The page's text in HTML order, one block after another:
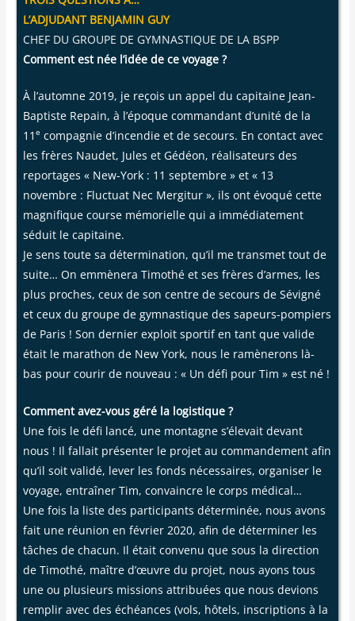
L’ADJUDANT BENJAMIN GUY
CHEF DU GROUPE DE GYMNASTIQUE DE LA BSPP
Com­ment est née l’idée de ce voyage ?
À l’automne 2019, je reçois un appel du capi­taine Jean-
Bap­tiste Repain, à l’époque com­man­dant d’unité de la
11e com­pa­gnie d’incendie et de secours. En contact avec
les frères Nau­det, Jules et Gédéon, réa­li­sa­teurs des
repor­tages « New-York : 11 sep­tembre » et « 13
novembre : Fluc­tuat Nec Mer­gi­tur », ils ont évo­qué cette
magni­fique course mémo­rielle qui a immé­dia­te­ment
séduit le capi­taine.
Je sens toute sa déter­mi­na­tion, qu’il me trans­met tout de
suite… On emmè­ne­ra Timo­thé et ses frères d’armes, les
plus proches, ceux de son centre de secours de Sévi­gné
et ceux du groupe de gym­nas­tique des sapeurs-pom­piers
de Paris ! Son der­nier exploit spor­tif en tant que valide
était le mara­thon de New York, nous le ramè­ne­rons là-
bas pour cou­rir de nou­veau : « Un défi pour Tim » est né !
Com­ment avez-vous géré la logis­tique ?
Une fois le défi lan­cé, une mon­tagne s’élevait devant
nous ! Il fal­lait pré­sen­ter le pro­jet au com­man­de­ment afin
qu’il soit vali­dé, lever les fonds néces­saires, orga­ni­ser le
voyage, entraî­ner Tim, convaincre le corps médi­cal…
Une fois la liste des par­ti­ci­pants déter­mi­née, nous avons
fait une réunion en février 2020, afin de déter­mi­ner les
tâches de cha­cun. Il était conve­nu que sous la direc­tion
de Timo­thé, maître d’œuvre du pro­jet, nous ayons tous
une ou plu­sieurs mis­sions attri­buées que nous devions
rem­plir avec des échéances (vols, hôtels, ins­crip­tions à la